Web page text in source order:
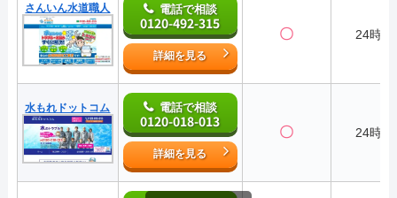
さんいん水道職人 電話で相談
0120-492-315
詳細を見る
〇 24時間
水もれドットコム 電話で相談
0120-018-013
詳細を見る
〇 24時間